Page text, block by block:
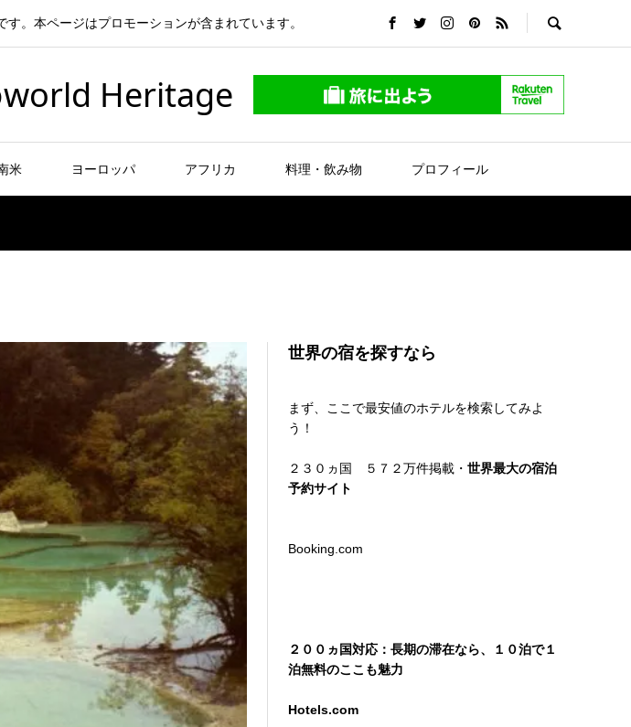
。本ページはプロモーションが含まれています。
world Heritage
米 ヨーロッパ アフリカ 料理・飲み物 プロフィール
世界の宿を探すなら
まず、ここで最安値のホテルを検索してみよ
う！
２３０ヵ国 ５７２万件掲載・世界最大の宿泊
予約サイト
Booking.com
２００ヵ国対応：長期の滞在なら、１０泊で１
泊無料のここも魅力
Hotels.com